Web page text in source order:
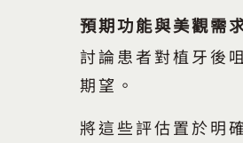
預期功能與美觀需
討論患者對植牙後
期望。
將這些評估置於明